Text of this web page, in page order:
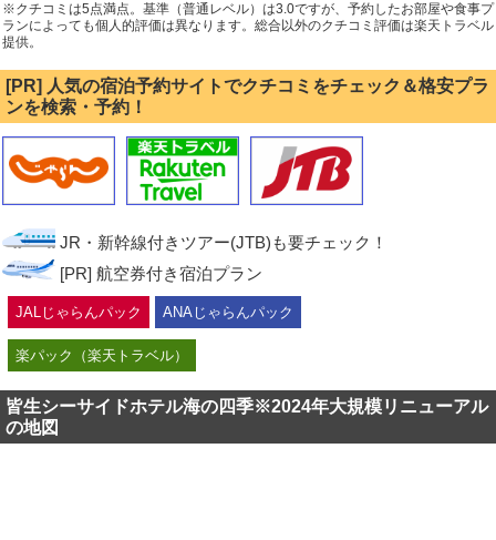
※クチコミは5点満点。基準（普通レベル）は3.0ですが、予約したお部屋や食事プ
ランによっても個人的評価は異なります。総合以外のクチコミ評価は楽天トラベル
提供。
[PR] 人気の宿泊予約サイトでクチコミをチェック＆格安プラ
ンを検索・予約！
JR・新幹線付きツアー(JTB)も要チェック！
[PR] 航空券付き宿泊プラン
JALじゃらんパック ANAじゃらんパック
楽パック（楽天トラベル）
皆生シーサイドホテル海の四季※2024年大規模リニューアル
の地図